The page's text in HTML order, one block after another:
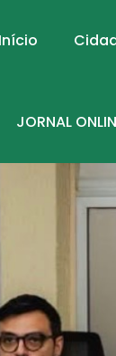
Início
JORNAL